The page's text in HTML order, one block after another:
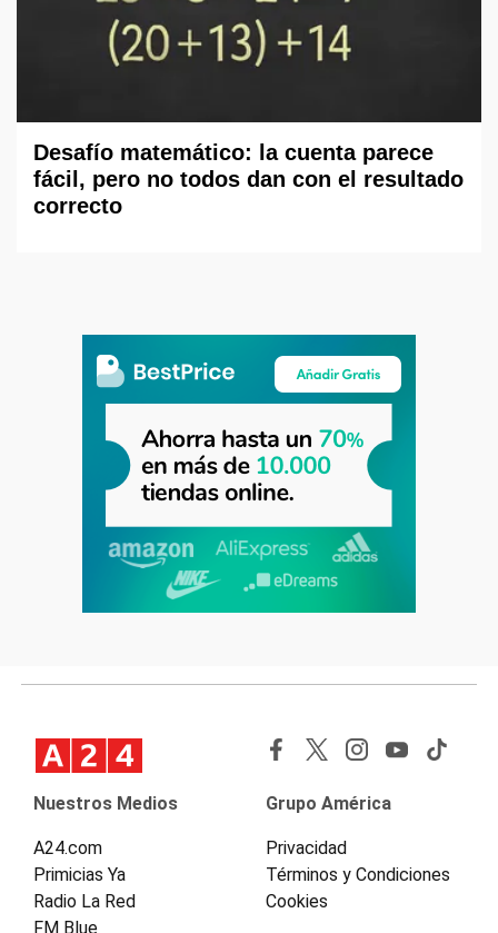
Desafío matemático: la cuenta parece
fácil, pero no todos dan con el resultado
correcto
Nuestros Medios
A24.com
Primicias Ya
Radio La Red
FM Blue
Grupo América
Privacidad
Términos y Condiciones
Cookies